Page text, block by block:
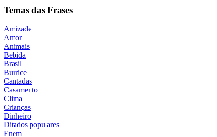
Temas das Frases
Amizade
Amor
Animais
Bebida
Brasil
Burrice
Cantadas
Casamento
Clima
Crianças
Dinheiro
Ditados populares
Enem